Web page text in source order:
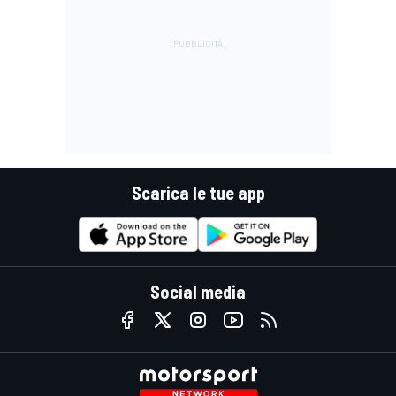
Scarica le tue app
Social media